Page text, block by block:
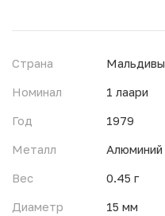
Страна
Мальдивы
Номинал
1 лаари
Год
1979
Металл
Алюминий
Вес
0.45 г
Диаметр
15 мм